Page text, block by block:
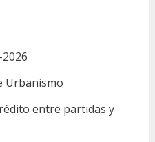
Urbanismo
entre partidas y